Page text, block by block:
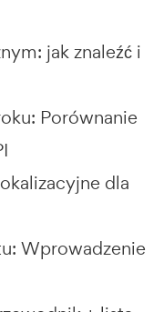
jak znaleźć i
Porównanie
dla
Wprowadzenie